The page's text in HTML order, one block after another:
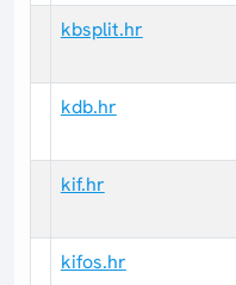
kbsplit.hr
kdb.hr
kif.hr
kifos.hr